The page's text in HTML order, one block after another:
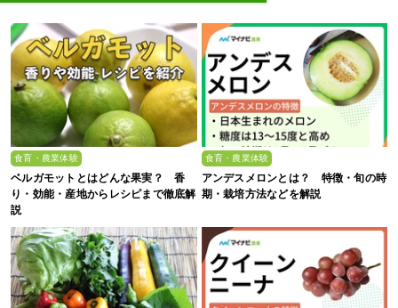
食育・農業体験
ベルガモットとはどんな果実？ 香
り・効能・産地からレシピまで徹底解
説
食育・農業体験
アンデスメロンとは？ 特徴・旬の時
期・栽培方法などを解説